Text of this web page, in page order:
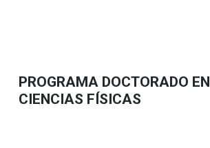
PROGRAMA DOCTORADO EN
CIENCIAS FÍSICAS